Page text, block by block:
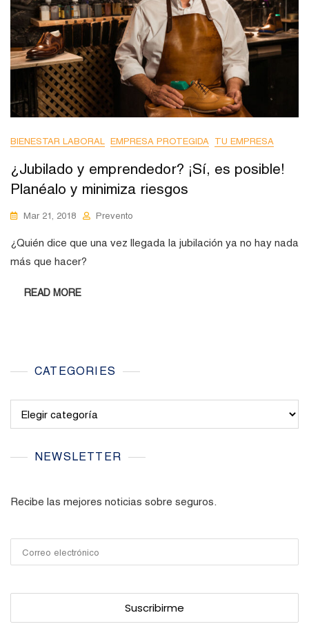
BIENESTAR LABORAL EMPRESA PROTEGIDA TU EMPRESA
¿Jubilado y emprendedor? ¡Sí, es posible!
Planéalo y minimiza riesgos
Mar 21, 2018 Prevento
¿Quién dice que una vez llegada la jubilación ya no hay nada
más que hacer?
READ MORE
CATEGORIES
NEWSLETTER
Recibe las mejores noticias sobre seguros.